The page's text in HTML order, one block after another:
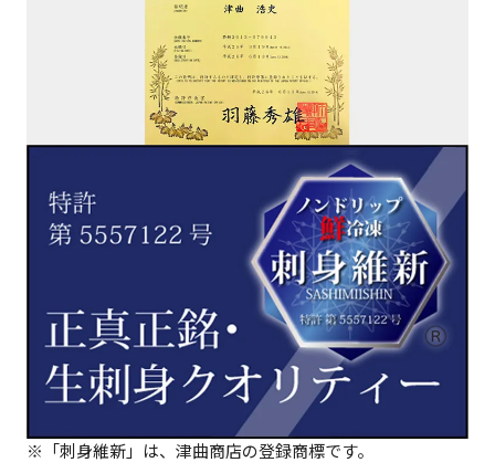
※ 「刺身維新」 は、津曲商店の登録商標です。